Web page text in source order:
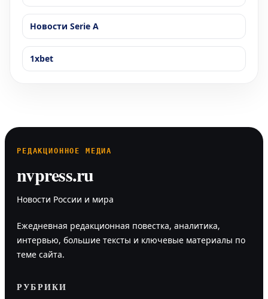
Новости Serie A
1xbet
РЕДАКЦИОННОЕ МЕДИА
nvpress.ru
Новости России и мира
Ежедневная редакционная повестка, аналитика,
интервью, большие тексты и ключевые материалы по
теме сайта.
РУБРИКИ